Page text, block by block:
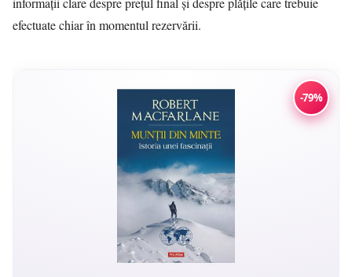
efectuate chiar în momentul rezervării.
-79%